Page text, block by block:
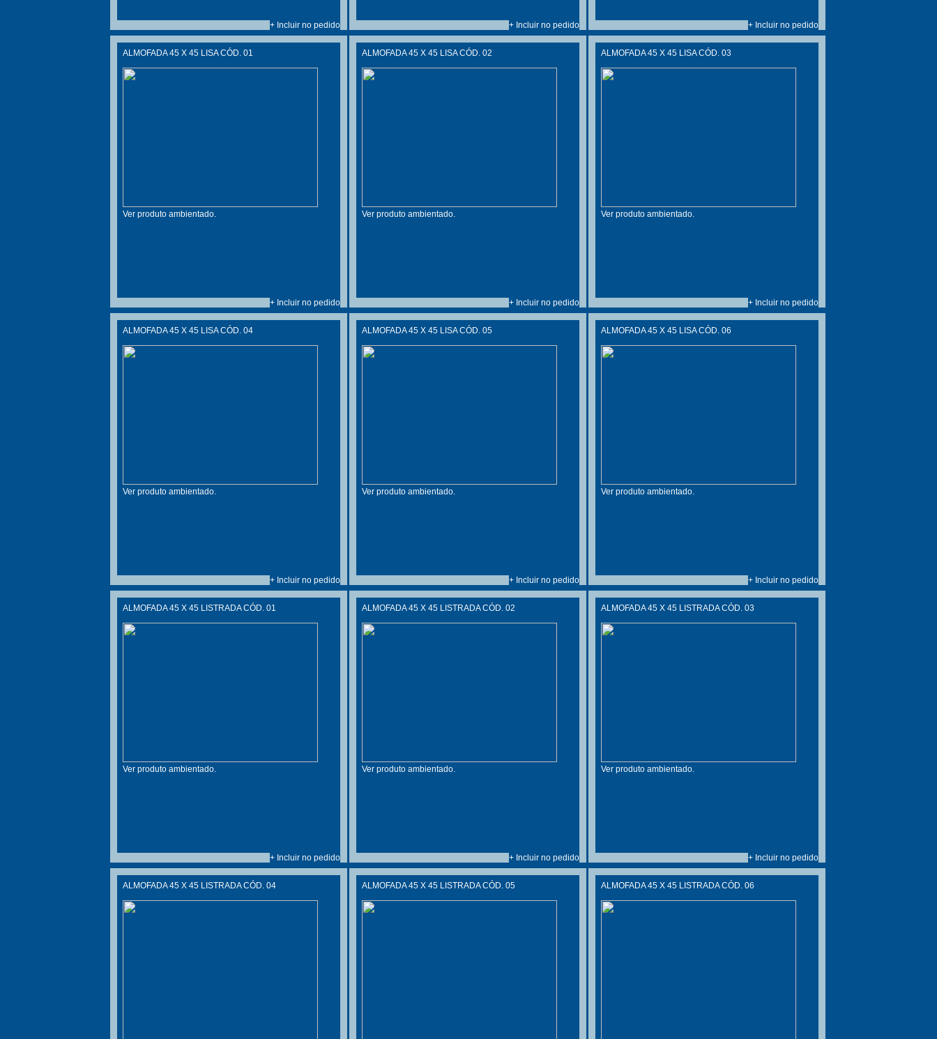
+ Incluir no pedido + Incluir no pedido + Incluir no pedido
ALMOFADA 45 X 45 LISA CÓD. 01
Ver produto ambientado.
+ Incluir no pedido
ALMOFADA 45 X 45 LISA CÓD. 02
Ver produto ambientado.
+ Incluir no pedido
ALMOFADA 45 X 45 LISA CÓD. 03
Ver produto ambientado.
+ Incluir no pedido
ALMOFADA 45 X 45 LISA CÓD. 04
Ver produto ambientado.
+ Incluir no pedido
ALMOFADA 45 X 45 LISA CÓD. 05
Ver produto ambientado.
+ Incluir no pedido
ALMOFADA 45 X 45 LISA CÓD. 06
Ver produto ambientado.
+ Incluir no pedido
ALMOFADA 45 X 45 LISTRADA CÓD. 01
Ver produto ambientado.
+ Incluir no pedido
ALMOFADA 45 X 45 LISTRADA CÓD. 02
Ver produto ambientado.
+ Incluir no pedido
ALMOFADA 45 X 45 LISTRADA CÓD. 03
Ver produto ambientado.
+ Incluir no pedido
ALMOFADA 45 X 45 LISTRADA CÓD. 04 ALMOFADA 45 X 45 LISTRADA CÓD. 05 ALMOFADA 45 X 45 LISTRADA CÓD. 06